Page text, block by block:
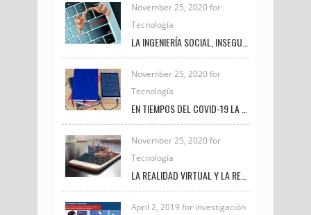
November 25, 2020 for
Tecnología
November 25, 2020 for
Tecnología
November 25, 2020 for
Tecnología
April 2, 2019 for investigación